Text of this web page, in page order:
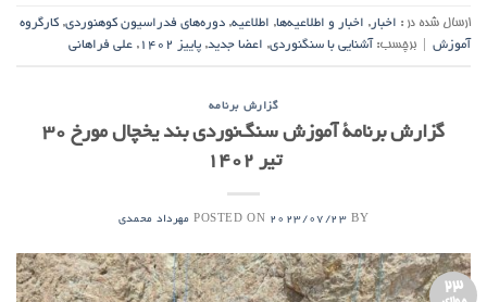
ارسال شده در : اخبار , اخبار و اطلاعیه‌ها, اطلاعیه, دوره‌های فدراسیون کوهنوردی, کارگروه
آموزش
برچسب: آشنایی با سنگنوردی, اعضا جدید, پاییز 1402 , علی فراهانی
گزارش برنامه
گزارش برنامۀ آموزش سنگ‌نوردی بند یخچال مورخ ۳۰
تیر ۱۴۰۲
POSTED ON 2023/07/23 BY مهرداد محمدی
23